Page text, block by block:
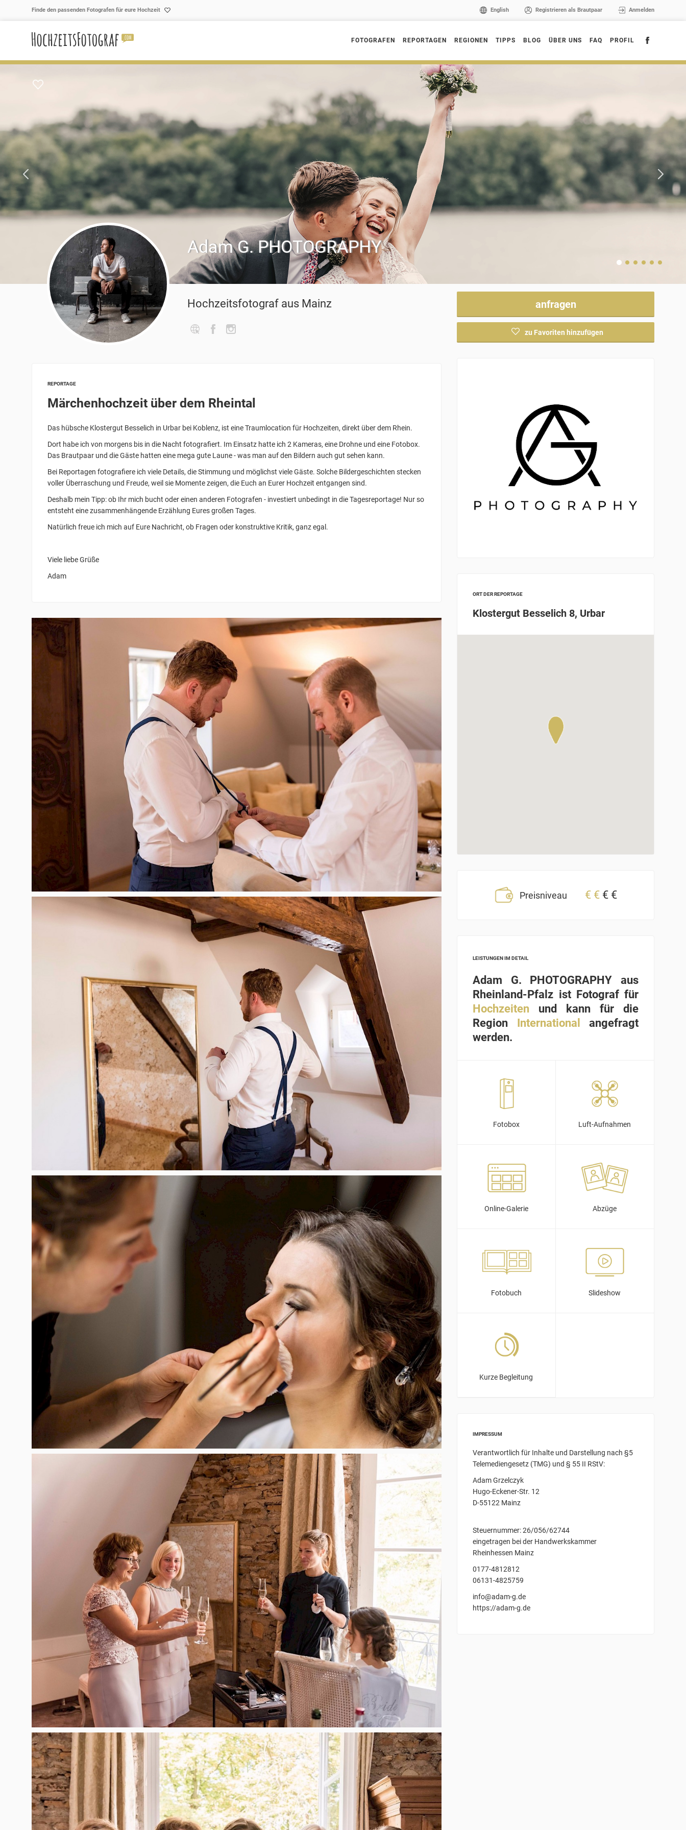
Finde den passenden Fotografen für eure Hochzeit English Registrieren als Brautpaar Anmelden
FOTOGRAFEN REPORTAGEN REGIONEN TIPPS BLOG ÜBER UNS FAQ PROFIL
Adam G. PHOTOGRAPHY
Hochzeitsfotograf aus Mainz anfragen
zu Favoriten hinzufügen
REPORTAGE
Märchenhochzeit über dem Rheintal
Das hübsche Klostergut Besselich in Urbar bei Koblenz, ist eine Traumlocation für Hochzeiten, direkt über dem Rhein.
Dort habe ich von morgens bis in die Nacht fotografiert. Im Einsatz hatte ich 2 Kameras, eine Drohne und eine Fotobox.
Das Brautpaar und die Gäste hatten eine mega gute Laune - was man auf den Bildern auch gut sehen kann.
Bei Reportagen fotografiere ich viele Details, die Stimmung und möglichst viele Gäste. Solche Bildergeschichten stecken
voller Überraschung und Freude, weil sie Momente zeigen, die Euch an Eurer Hochzeit entgangen sind.
Deshalb mein Tipp: ob Ihr mich bucht oder einen anderen Fotografen - investiert unbedingt in die Tagesreportage! Nur so
entsteht eine zusammenhängende Erzählung Eures großen Tages.
Natürlich freue ich mich auf Eure Nachricht, ob Fragen oder konstruktive Kritik, ganz egal.
Viele liebe Grüße
Adam
ORT DER REPORTAGE
Klostergut Besselich 8, Urbar
Preisniveau € € € €
LEISTUNGEN IM DETAIL
Adam G. PHOTOGRAPHY aus
Rheinland-Pfalz ist Fotograf für
Hochzeiten und kann für die
Region International
angefragt
werden.
Fotobox Luft-Aufnahmen
Online-Galerie Abzüge
Fotobuch Slideshow
Kurze Begleitung
IMPRESSUM
Verantwortlich für Inhalte und Darstellung nach §5
Telemediengesetz (TMG) und § 55 II RStV:
Adam Grzelczyk
Hugo-Eckener-Str. 12
D-55122 Mainz
Steuernummer: 26/056/62744
eingetragen bei der Handwerkskammer
Rheinhessen Mainz
0177-4812812
06131-4825759
info@adam-g.de
https://adam-g.de